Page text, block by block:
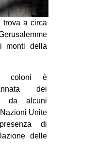
a circa
monti della
coloni è
dei
da alcuni
Unite
di
delle